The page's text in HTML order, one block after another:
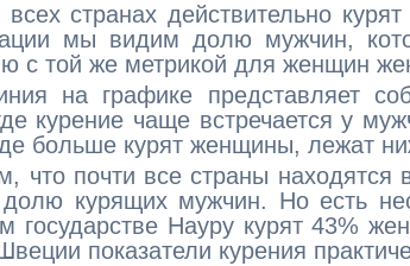
всех странах действительно
мы видим долю мужчин,
с той же метрикой для женщин
на графике представляет
курение чаще встречается у
больше курят женщины, лежат
что почти все страны находятся
курящих мужчин. Но есть
государстве Науру курят 43%
показатели курения